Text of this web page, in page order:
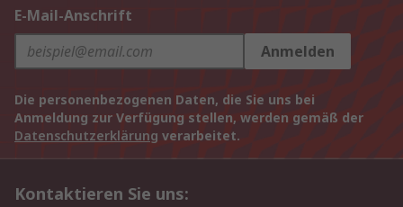
E-Mail-Anschrift
Anmelden
Die personenbezogenen Daten, die Sie uns bei
Anmeldung zur Verfügung stellen, werden gemäß der
Datenschutzerklärung verarbeitet.
Kontaktieren Sie uns: